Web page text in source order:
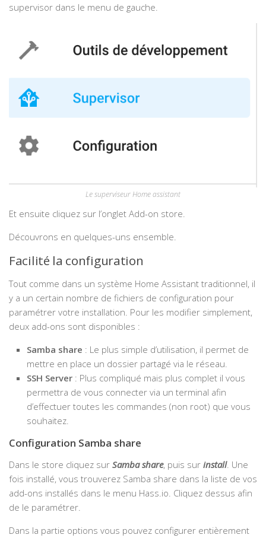
supervisor dans le menu de gauche.
Le superviseur Home assistant
Et ensuite cliquez sur l’onglet Add-on store.
Découvrons en quelques-uns ensemble.
Facilité la configuration
Tout comme dans un système Home Assistant traditionnel, il
y a un certain nombre de fichiers de configuration pour
paramétrer votre installation. Pour les modifier simplement,
deux add-ons sont disponibles :
Samba share : Le plus simple d’utilisation, il permet de
mettre en place un dossier partagé via le réseau.
SSH Server : Plus compliqué mais plus complet il vous
permettra de vous connecter via un terminal afin
d’effectuer toutes les commandes (non root) que vous
souhaitez.
Configuration Samba share
Dans le store cliquez sur Samba share, puis sur install. Une
fois installé, vous trouverez Samba share dans la liste de vos
add-ons installés dans le menu Hass.io. Cliquez dessus afin
de le paramétrer.
Dans la partie options vous pouvez configurer entièrement